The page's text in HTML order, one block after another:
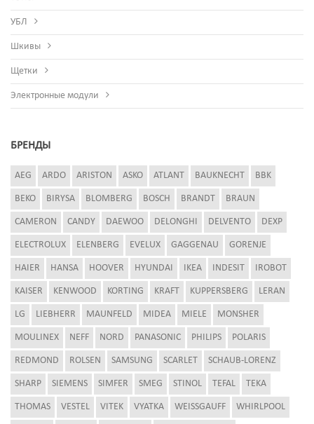
УБЛ
Шкивы
Щетки
Электронные модули
БРЕНДЫ
AEG ARDO ARISTON ASKO ATLANT BAUKNECHT BBK
BEKO BIRYSA BLOMBERG BOSCH BRANDT BRAUN
CAMERON CANDY DAEWOO DELONGHI DELVENTO DEXP
ELECTROLUX ELENBERG EVELUX GAGGENAU GORENJE
HAIER HANSA HOOVER HYUNDAI IKEA INDESIT IROBOT
KAISER KENWOOD KORTING KRAFT KUPPERSBERG LERAN
LG LIEBHERR MAUNFELD MIDEA MIELE MONSHER
MOULINEX NEFF NORD PANASONIC PHILIPS POLARIS
REDMOND ROLSEN SAMSUNG SCARLET SCHAUB-LORENZ
SHARP SIEMENS SIMFER SMEG STINOL TEFAL TEKA
THOMAS VESTEL VITEK VYATKA WEISSGAUFF WHIRLPOOL